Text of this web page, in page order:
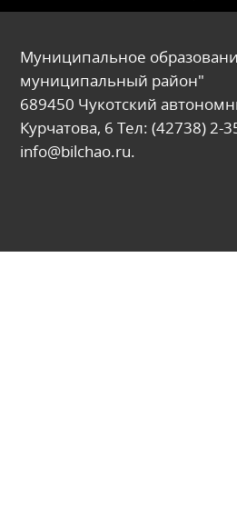
Муниципальное
муниципальный район"
689450 Чукотский
Курчатова, 6 Тел: (42738) 2-
info@bilchao.ru.